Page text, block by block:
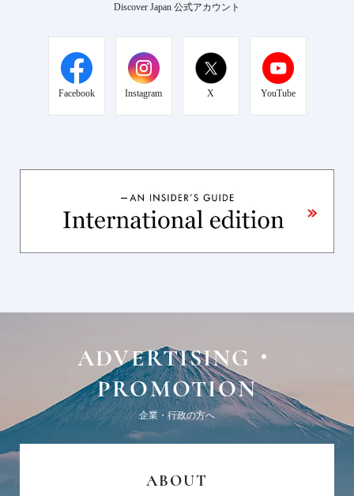
Discover Japan 公式アカウント
Facebook Instagram X YouTube
ADVERTISING・
PROMOTION
企業・行政の方へ
ABOUT